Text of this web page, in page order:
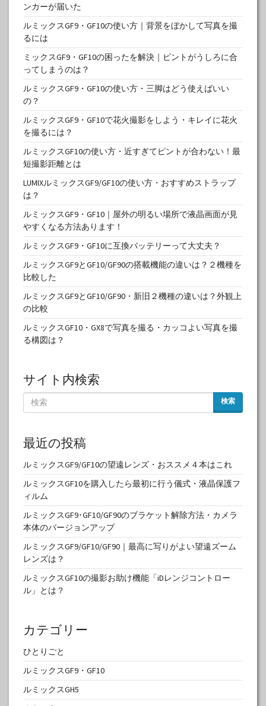
ンカーが届いた
ルミックスGF9・GF10の使い方｜背景をぼかして写真を撮
るには
ミックスGF9・GF10の困ったを解決｜ピントがうしろに合
ってしまうのは？
ルミックスGF9・GF10の使い方・三脚はどう使えばいい
の？
ルミックスGF9・GF10で花火撮影をしよう・キレイに花火
を撮るには？
ルミックスGF10の使い方・近すぎてピントが合わない！最
短撮影距離とは
LUMIXルミックスGF9/GF10の使い方・おすすめストラップ
は？
ルミックスGF9・GF10｜屋外の明るい場所で液晶画面が見
やすくなる方法あります！
ルミックスGF9・GF10に互換バッテリーって大丈夫？
ルミックスGF9とGF10/GF90の搭載機能の違いは？２機種を
比較した
ルミックスGF9とGF10/GF90・新旧２機種の違いは？外観上
の比較
ルミックスGF10・GX8で写真を撮る・カッコよい写真を撮
る構図は？
サイト内検索
検索
最近の投稿
ルミックスGF9/GF10の望遠レンズ・おススメ４本はこれ
ルミックスGF10を購入したら最初に行う儀式・液晶保護フ
ィルム
ルミックスGF9･GF10/GF90のブラケット解除方法・カメラ
本体のバージョンアップ
ルミックスGF9/GF10/GF90｜最高に写りがよい望遠ズーム
レンズは？
ルミックスGF10の撮影お助け機能「iDレンジコントロー
ル」とは？
カテゴリー
ひとりごと
ルミックスGF9・GF10
ルミックスGH5